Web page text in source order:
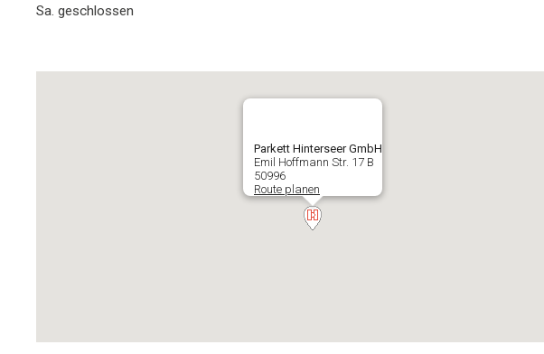
Sa. geschlossen
Parkett Hinterseer GmbH
Emil Hoffmann Str. 17 B
50996
Route planen